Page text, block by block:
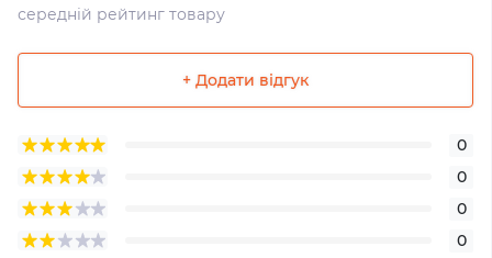
середній рейтинг товару
+ Додати відгук
0
0
0
0